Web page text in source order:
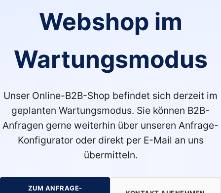
Webshop im
Wartungsmodus
Unser Online-B2B-Shop befindet sich derzeit im
geplanten Wartungsmodus. Sie können B2B-
Anfragen gerne weiterhin über unseren Anfrage-
Konfigurator oder direkt per E-Mail an uns
übermitteln.
ZUM ANFRAGE-